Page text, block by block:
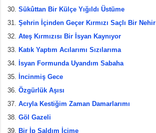
Sükûttan Bir Külçe Yığıldı Üstüme
Şehrin İçinden Geçer Kırmızı Saçlı Bir Nehir
Ateş Kırmızısı Bir İsyan Kaynıyor
Katık Yaptım Acılarımı Sızılarıma
İsyan Formunda Uyandım Sabaha
İncinmiş Gece
Özgürlük Aşısı
Acıyla Kestiğim Zaman Damarlarımı
Göl Gazeli
Bir İp Saldım İçime